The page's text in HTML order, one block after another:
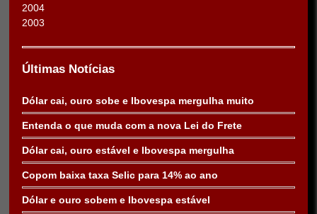
2004
2003
Últimas Notícias
Dólar cai, ouro sobe e Ibovespa mergulha muito
Entenda o que muda com a nova Lei do Frete
Dólar cai, ouro estável e Ibovespa mergulha
Copom baixa taxa Selic para 14% ao ano
Dólar e ouro sobem e Ibovespa estável